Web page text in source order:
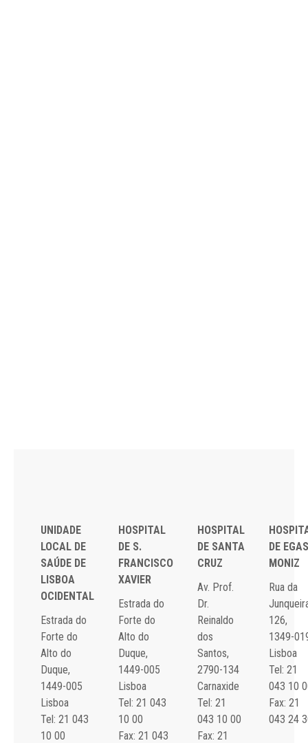
UNIDADE
LOCAL DE
SAÚDE DE
LISBOA
OCIDENTAL
Estrada do
Forte do
Alto do
Duque,
1449-005
Lisboa
Tel: 21 043
10 00
HOSPITAL
DE S.
FRANCISCO
XAVIER
Estrada do
Forte do
Alto do
Duque,
1449-005
Lisboa
Tel: 21 043
10 00
Fax: 21 043
HOSPITAL
DE SANTA
CRUZ
Av. Prof.
Dr.
Reinaldo
dos
Santos,
2790-134
Carnaxide
Tel: 21
043 10 00
Fax: 21
DE EGAS
MONIZ
Rua da
126,
1349-
Lisboa
Tel: 21
043 10
Fax: 21
043 24